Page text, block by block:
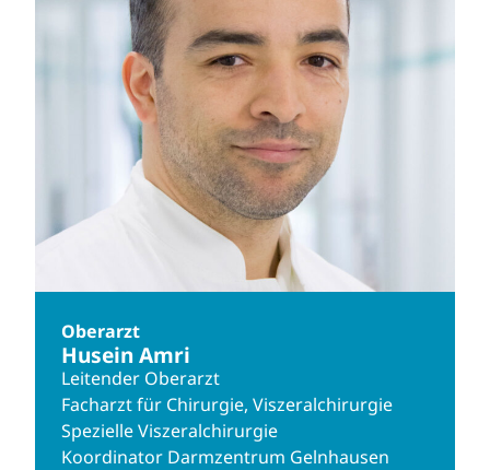
Oberarzt
Husein Amri
Leitender Oberarzt
Facharzt für Chirurgie, Viszeralchirurgie
Spezielle Viszeralchirurgie
Koordinator Darmzentrum Gelnhausen